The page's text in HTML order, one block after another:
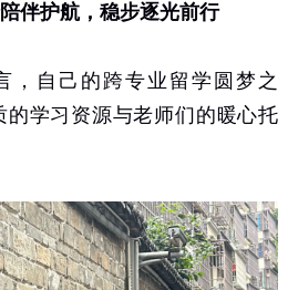
伴护航，稳步逐光前行
，自己的跨专业留学圆梦之
的学习资源与老师们的暖心托